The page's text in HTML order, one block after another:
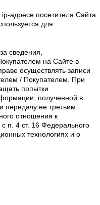
адресе посетителя Сайта
для
сведения,
на Сайте в
осуществлять записи
/ Покупателем. При
попытки
полученной в
передачу ее третьим
отношения к
п. 4 ст. 16 Федерального
технологиях и о